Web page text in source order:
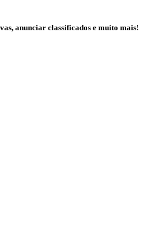
anunciar classificados e muito mais!